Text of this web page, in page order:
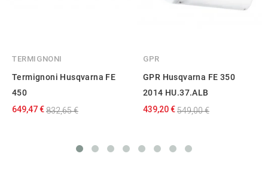
TERMIGNONI
Termignoni Husqvarna FE
450
649,47 €832,65 €
GPR
GPR Husqvarna FE 350
2014 HU.37.ALB
439,20 €549,00 €